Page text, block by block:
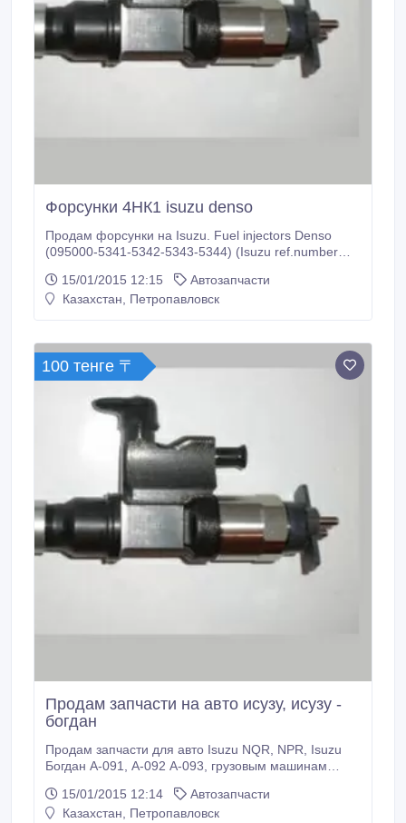
Форсунки 4НК1 isuzu denso
Продам форсунки на Isuzu. Fuel injectors Denso
(095000-5341-5342-5343-5344) (Isuzu ref.number
4HK1, 6HK1. А также предлагаем широкий
ассортимент запчастей (как в наличии так и под
грузовиков и коммерческих автомобилей.
15/01/2015 12:15
Автозапчасти
Казахстан, Петропавловск
100 тенге 〒
Продам запчасти на авто исузу, исузу -
богдан
Продам запчасти для авто Isuzu NQR, NPR, Isuzu
Богдан А-091, А-092 А-093, грузовым машинам
грузовиков и коммерческих автомобилей. Широкий
ассортимент. Запчасти оригинального производства
15/01/2015 12:14
Автозапчасти
Казахстан, Петропавловск